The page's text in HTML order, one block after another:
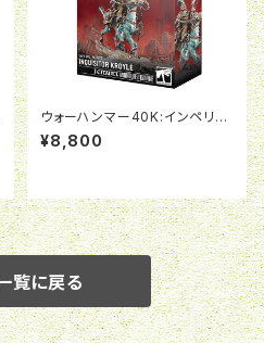
ウォーハンマー40K:インペリア
ル・エージェント：異端審問官ク
ロイル
¥8,800
覧に戻る